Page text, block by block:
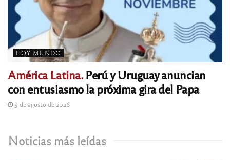
HOY MUNDO
América Latina.Perú y Uruguay anuncian
con entusiasmo la próxima gira del Papa
5 de agosto de 2026
Noticias más leídas